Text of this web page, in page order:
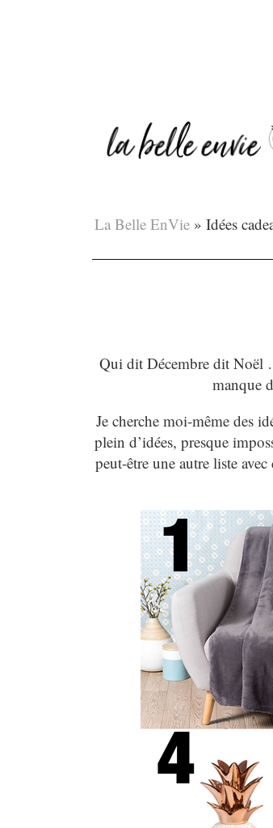
La Belle EnVie » Idées
Qui dit Décembre dit Noël
manque
Je cherche moi-même des
plein d’idées, presque
peut-être une autre liste